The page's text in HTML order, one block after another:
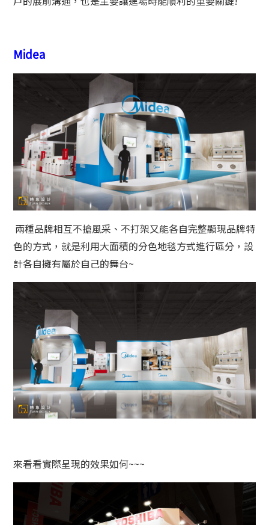
Midea
兩種品牌相互不搶風采、不打架又能各自完整顯現品牌特
色的方式，就是利用大面積的分色地毯方式進行區分，設
計各自擁有屬於自己的舞台~
來看看實際呈現的效果如何~~~